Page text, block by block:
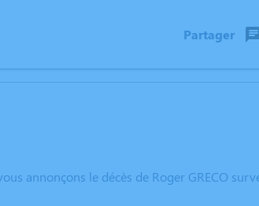
Partager
annonçons le décès de Roger GRECO